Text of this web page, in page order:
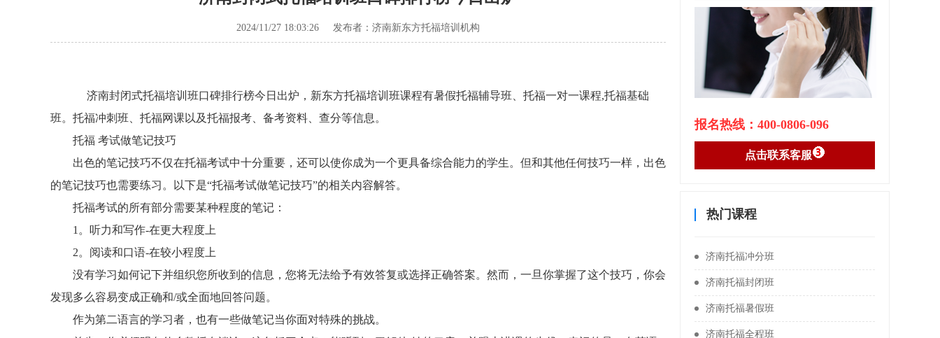
2024/11/27 18:03:26 发布者：济南新东方托福培训机构
济南封闭式托福培训班口碑排行榜今日出炉，新东方托福培训班课程有暑假托福辅导班、托福一对一课程,托福基础
班。托福冲刺班、托福网课以及托福报考、备考资料、查分等信息。
托福 考试做笔记技巧
出色的笔记技巧不仅在托福考试中十分重要，还可以使你成为一个更具备综合能力的学生。但和其他任何技巧一样，出色
的笔记技巧也需要练习。以下是“托福考试做笔记技巧”的相关内容解答。
托福考试的所有部分需要某种程度的笔记：
1。听力和写作-在更大程度上
2。阅读和口语-在较小程度上
没有学习如何记下并组织您所收到的信息，您将无法给予有效答复或选择正确答案。然而，一旦你掌握了这个技巧，你会
发现多么容易变成正确和/或全面地回答问题。
作为第二语言的学习者，也有一些做笔记当你面对特殊的挑战。
报名热线：400-0806-096
点击联系客服
热门课程
济南托福冲分班
济南托福封闭班
济南托福暑假班
济南托福全程班